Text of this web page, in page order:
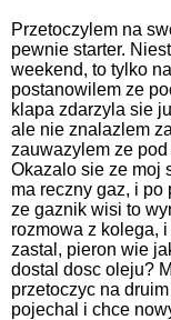
Przetoczylem na
pewnie starter.
weekend, to tylko
postanowilem ze
klapa zdarzyla sie
ale nie znalazlem
zauwazylem ze
Okazalo sie ze moj
ma reczny gaz, i po
ze gaznik wisi to
rozmowa z kolega,
zastal, pieron wie
dostal dosc oleju?
przetoczyc na
pojechal i chce